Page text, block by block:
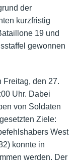
der
kurzfristig
19 und
gewonnen
Freitag, den 27.
Uhr. Dabei
von Soldaten
Ziele:
West
konnte in
werden. Der